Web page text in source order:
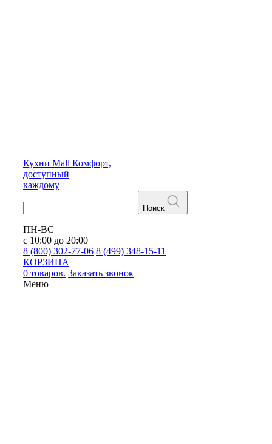
Кухни Mall Комфорт,
доступный
каждому
Поиск
ПН-ВС
с 10:00 до 20:00
8 (800) 302-77-06 8 (499) 348-15-11
КОРЗИНА
0 товаров. Заказать звонок
Меню